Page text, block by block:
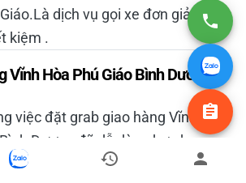
dịch vụ gọi xe đơn giản
kiệm .
Vĩnh Hòa Phú Giáo Bình Dương
việc đặt grab giao hàng Vĩnh
Dương đã dễ dàng hơn bao
vụ tư vấn và đặt xe grab Vĩnh